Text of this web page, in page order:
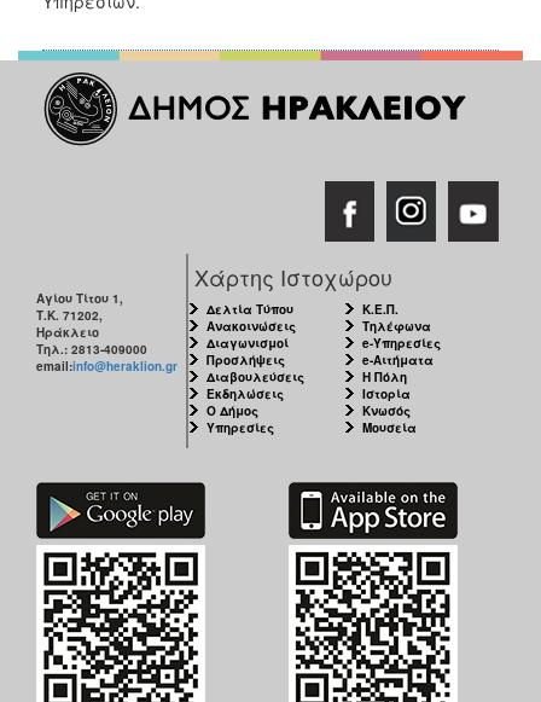
Αγίου Τίτου 1,
Τ.Κ. 71202,
Ηράκλειο
Τηλ.: 2813-409000
email:info@heraklion.gr
Χάρτης Ιστοχώρου
Δελτία Τύπου
Ανακοινώσεις
Διαγωνισμοί
Προσλήψεις
Διαβουλεύσεις
Εκδηλώσεις
Ο Δήμος
Υπηρεσίες
Κ.Ε.Π.
Τηλέφωνα
e-Υπηρεσίες
e-Αιτήματα
Η Πόλη
Ιστορία
Κνωσός
Μουσεία